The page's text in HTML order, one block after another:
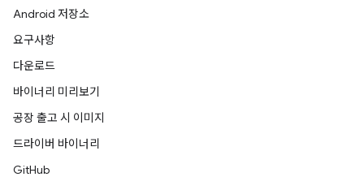
Android 저장소
요구사항
다운로드
바이너리 미리보기
공장 출고 시 이미지
드라이버 바이너리
GitHub